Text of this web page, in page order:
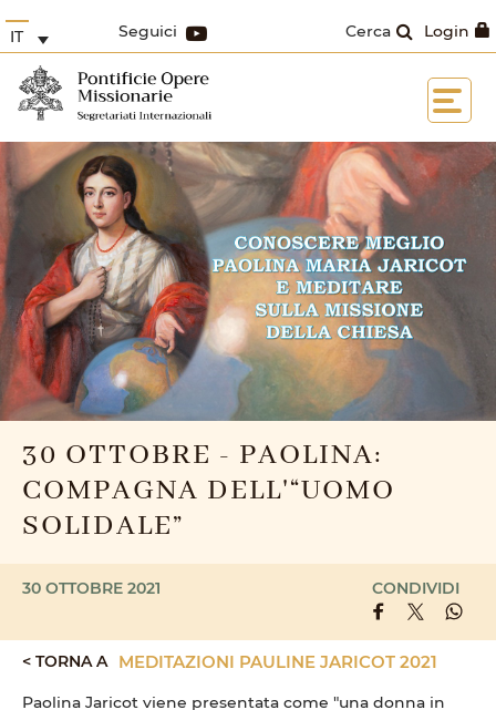
Login
Cerca
Seguici
IT
30 OTTOBRE - PAOLINA:
COMPAGNA DELL'“UOMO
SOLIDALE”
30 OTTOBRE 2021 CONDIVIDI
< TORNA A MEDITAZIONI PAULINE JARICOT 2021
Paolina Jaricot viene presentata come "una donna in